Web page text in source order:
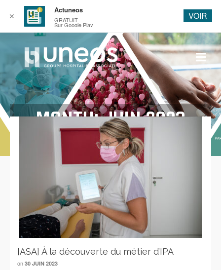
MONTH: JUIN 2023
[ASA] À la découverte du métier d’IPA
on 30 JUIN 2023
✕
Actuneos
GRATUIT
Sur Google Play
VOIR